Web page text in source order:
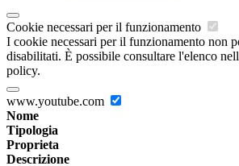
Cookie necessari per il funzionamento
I cookie necessari per il funzionamento non
disabilitati. È possibile consultare l'elenco
policy.
www.youtube.com
Nome
Tipologia
Proprieta
Descrizione